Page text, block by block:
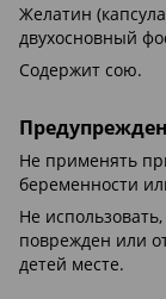
Желатин
двухосновный
Содержит сою.
Не применять
беременности
Не
поврежден или
детей месте.